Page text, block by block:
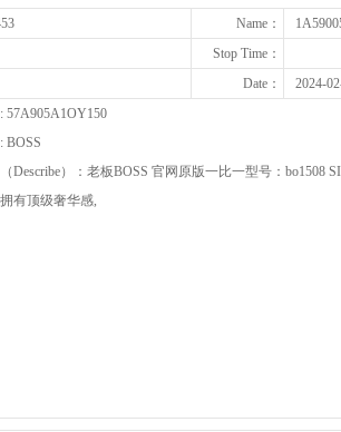
Name：
Stop Time：
Date： 2024-
57A905A1OY150
BOSS
Describe）：老板BOSS 官网原版一比一型号：bo1508
有顶级奢华感,